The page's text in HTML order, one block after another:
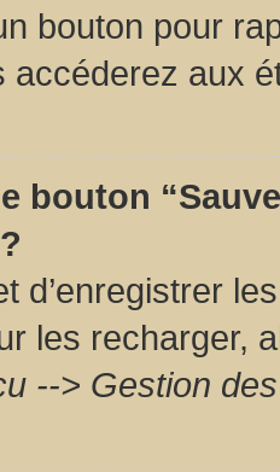
bouton pour
accéderez aux
bouton
d’enregistrer
les recharger,
--> Gestion